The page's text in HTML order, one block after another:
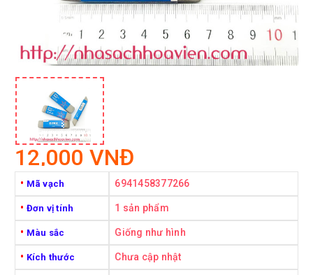
12,000 VNĐ
• Mã vạch 6941458377266
• Đơn vị tính 1 sản phẩm
• Màu sắc Giống như hình
• Kích thước Chưa cập nhật